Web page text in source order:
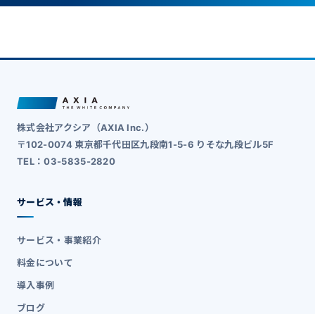
株式会社アクシア（AXIA Inc.）
〒102-0074 東京都千代田区九段南1-5-6 りそな九段ビル5F
TEL：03-5835-2820
サービス・情報
サービス・事業紹介
料金について
導入事例
ブログ